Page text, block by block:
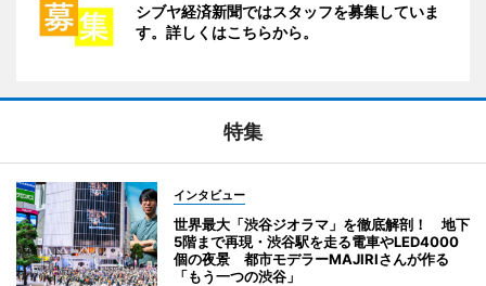
シブヤ経済新聞ではスタッフを募集していま
す。詳しくはこちらから。
特集
インタビュー
世界最大「渋谷ジオラマ」を徹底解剖！ 地下
5階まで再現・渋谷駅を走る電車やLED4000
個の夜景 都市モデラーMAJIRIさんが作る
「もう一つの渋谷」